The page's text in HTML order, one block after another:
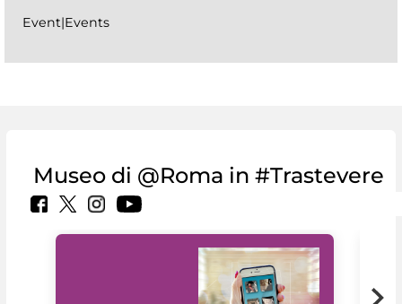
Event|Events
Museo di @Roma in #Trastevere